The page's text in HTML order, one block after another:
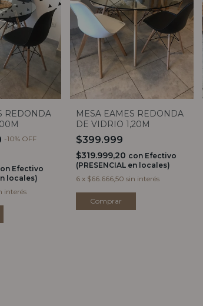
REDONDA
-10% OFF
Efectivo
locales)
interés
MESA EAMES REDONDA
DE VIDRIO 1,20M
$399.999
$319.999,20 con Efectivo
(PRESENCIAL en locales)
6 x $66.666,50 sin interés